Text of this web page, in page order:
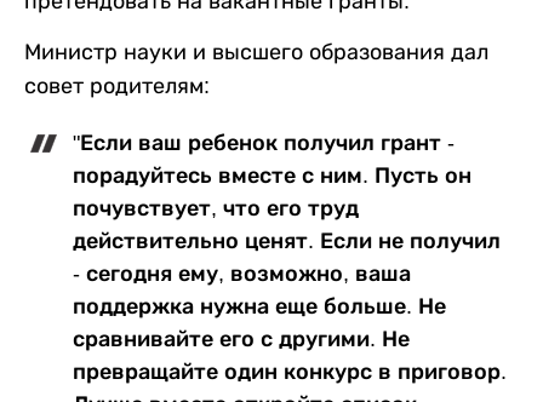
Министр науки и высшего образования дал
совет родителям:
"Если ваш ребенок получил грант -
порадуйтесь вместе с ним. Пусть он
почувствует, что его труд
действительно ценят. Если не получил
- сегодня ему, возможно, ваша
поддержка нужна еще больше. Не
сравнивайте его с другими. Не
превращайте один конкурс в приговор.